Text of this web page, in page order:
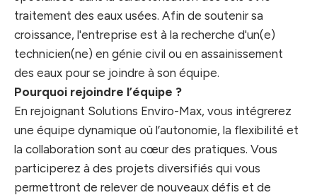
traitement des eaux usées. Afin de soutenir sa
croissance, l'entreprise est à la recherche d'un(e)
technicien(ne) en génie civil ou en assainissement
des eaux pour se joindre à son équipe.
Pourquoi rejoindre l’équipe ?
En rejoignant Solutions Enviro-Max, vous intégrerez
une équipe dynamique où l’autonomie, la flexibilité et
la collaboration sont au cœur des pratiques. Vous
participerez à des projets diversifiés qui vous
permettront de relever de nouveaux défis et de